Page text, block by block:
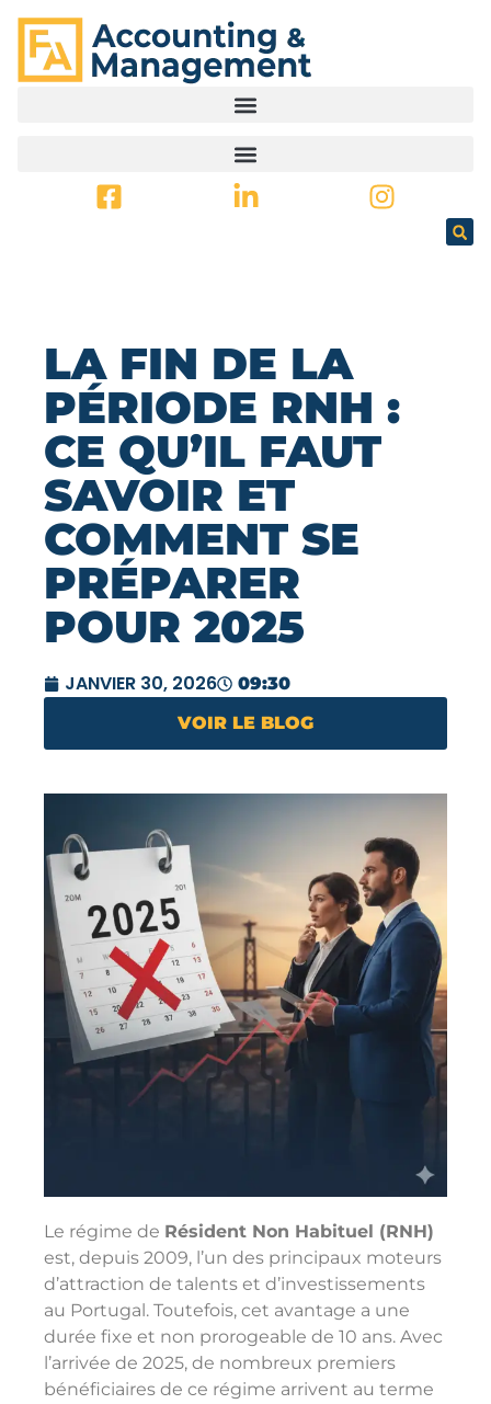
PRINCIPAL
LA FIN DE LA
PÉRIODE RNH :
CE QU’IL FAUT
SAVOIR ET
COMMENT SE
PRÉPARER
POUR 2025
JANVIER 30, 2026
09:30
VOIR LE BLOG
Le régime de Résident Non Habituel (RNH)
est, depuis 2009, l’un des principaux moteurs
d’attraction de talents et d’investissements
au Portugal. Toutefois, cet avantage a une
durée fixe et non prorogeable de 10 ans. Avec
l’arrivée de 2025, de nombreux premiers
bénéficiaires de ce régime arrivent au terme